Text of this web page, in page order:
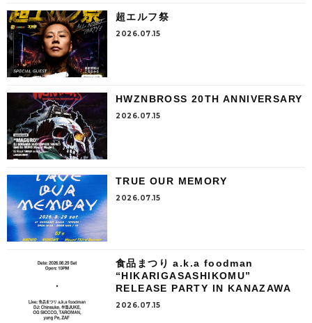
超エルフ祭
2026.07.15
HWZNBROSS 20TH ANNIVERSARY
2026.07.15
TRUE OUR MEMORY
2026.07.15
食品まつり a.k.a foodman
“HIKARIGASASHIKOMU”
RELEASE PARTY IN KANAZAWA
2026.07.15